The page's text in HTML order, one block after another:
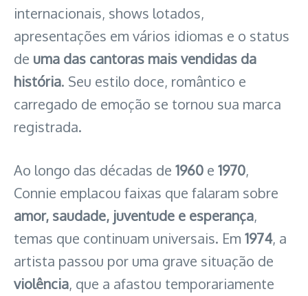
internacionais, shows lotados,
apresentações em vários idiomas e o status
de uma das cantoras mais vendidas da
história. Seu estilo doce, romântico e
carregado de emoção se tornou sua marca
registrada.
Ao longo das décadas de 1960 e 1970,
Connie emplacou faixas que falaram sobre
amor, saudade, juventude e esperança,
temas que continuam universais. Em 1974, a
artista passou por uma grave situação de
violência, que a afastou temporariamente